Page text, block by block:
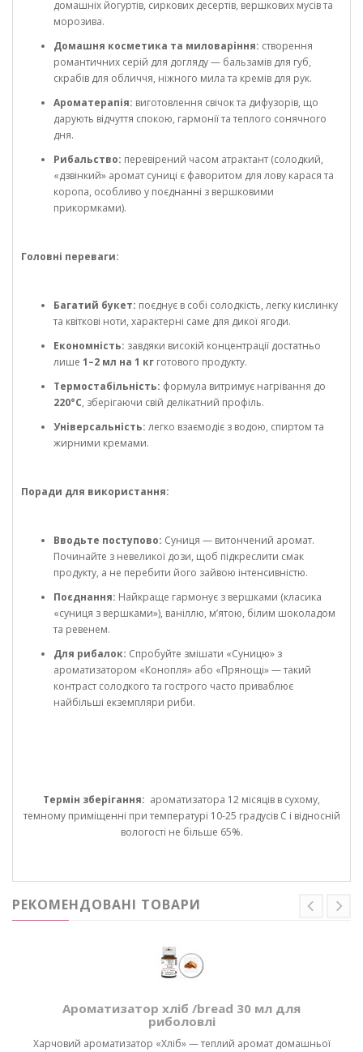
домашніх йогуртів, сиркових десертів, вершкових мусів та
морозива.
Домашня косметика та миловаріння: створення
романтичних серій для догляду — бальзамів для губ,
скрабів для обличчя, ніжного мила та кремів для рук.
Ароматерапія: виготовлення свічок та дифузорів, що
дарують відчуття спокою, гармонії та теплого сонячного
дня.
Рибальство: перевірений часом атрактант (солодкий,
«дзвінкий» аромат суниці є фаворитом для лову карася та
коропа, особливо у поєднанні з вершковими
прикормками).
Головні переваги:
Багатий букет: поєднує в собі солодкість, легку кислинку
та квіткові ноти, характерні саме для дикої ягоди.
Економність: завдяки високій концентрації достатньо
лише 1–2 мл на 1 кг готового продукту.
Термостабільність: формула витримує нагрівання до
220°C, зберігаючи свій делікатний профіль.
Універсальність: легко взаємодіє з водою, спиртом та
жирними кремами.
Поради для використання:
Вводьте поступово: Суниця — витончений аромат.
Починайте з невеликої дози, щоб підкреслити смак
продукту, а не перебити його зайвою інтенсивністю.
Поєднання: Найкраще гармонує з вершками (класика
«суниця з вершками»), ваніллю, м’ятою, білим шоколадом
та ревенем.
Для рибалок: Спробуйте змішати «Суницю» з
ароматизатором «Конопля» або «Прянощі» — такий
контраст солодкого та гострого часто приваблює
найбільші екземпляри риби.
Термін зберігання: ароматизатора 12 місяців в сухому,
темному приміщенні при температурі 10-25 градусів С і відносній
вологості не більше 65%.
РЕКОМЕНДОВАНІ ТОВАРИ
Ароматизатор хліб /bread 30 мл для
риболовлі
Харчовий ароматизатор «Хліб» — теплий аромат домашньої